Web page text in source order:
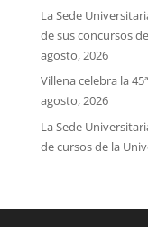
La Sede
de sus concursos
agosto, 2026
Villena celebra la
agosto, 2026
La Sede
de cursos de la